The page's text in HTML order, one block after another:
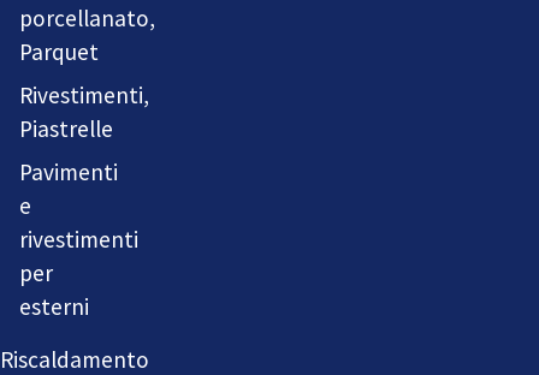
porcellanato,
Parquet
Rivestimenti,
Piastrelle
Pavimenti
e
rivestimenti
per
esterni
Riscaldamento